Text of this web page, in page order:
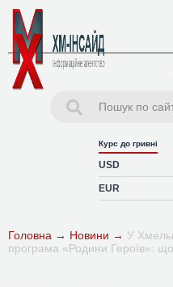
Курс до гривні
USD
EUR
Головна → Новини → У
програма «Родини Героїв»: